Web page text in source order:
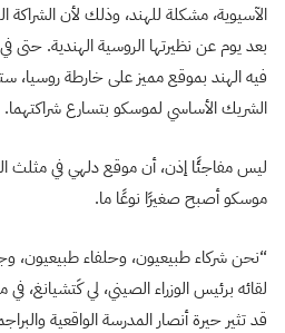
الآسيوية، مشكلة للهند، وذلك لأن الشراكة
بعد يوم عن نظيرتها الروسية الهندية. حتى
فيه الهند بموقع مميز على خارطة
الشريك الأساسي لموسكو بتسارع شراكتهما.
ليس مفاجئًا إذن، أن موقع دلهي في مثلث
موسكو أصبح صغيرًا نوعًا ما.
“نحن شركاء طبيعيون، وحلفاء طبيعيون،
لقائه برئيس الوزراء الصيني، لي كَتشيانغ،
قد تثير حيرة أنصار المدرسة الواقعية